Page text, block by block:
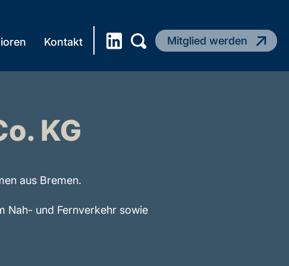
Kontakt Mitglied werden
KG
aus Bremen.
Nah- und Fernverkehr sowie